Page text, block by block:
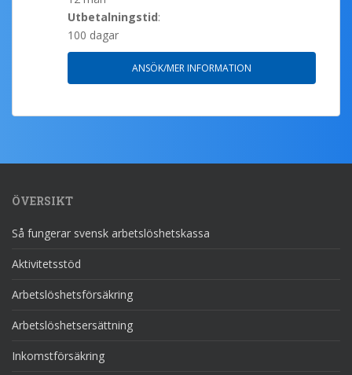
Utbetalningstid:
100 dagar
ANSÖK/MER INFORMATION
ÖVERSIKT
Så fungerar svensk arbetslöshetskassa
Aktivitetsstöd
Arbetslöshetsförsäkring
Arbetslöshetsersättning
Inkomstförsäkring